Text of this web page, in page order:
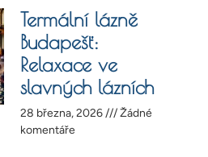
Termální lázně
Budapešť:
Relaxace ve
slavných lázních
28 března, 2026
Žádné
komentáře